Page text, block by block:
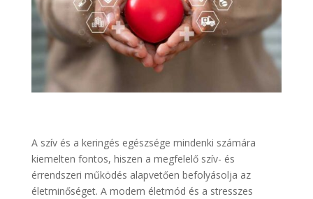
A szív és a keringés egészsége mindenki számára
kiemelten fontos, hiszen a megfelelő szív- és
érrendszeri működés alapvetően befolyásolja az
életminőséget. A modern életmód és a stresszes